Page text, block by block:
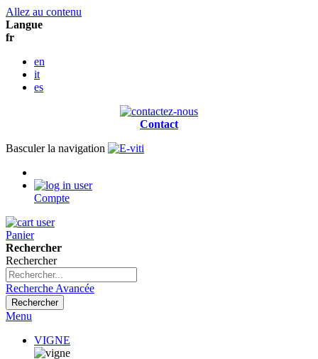
Allez au contenu
Langue
fr
en
it
es
Contact
Basculer la navigation
Compte
Panier
Rechercher
Rechercher
Recherche Avancée
Rechercher
Menu
VIGNE